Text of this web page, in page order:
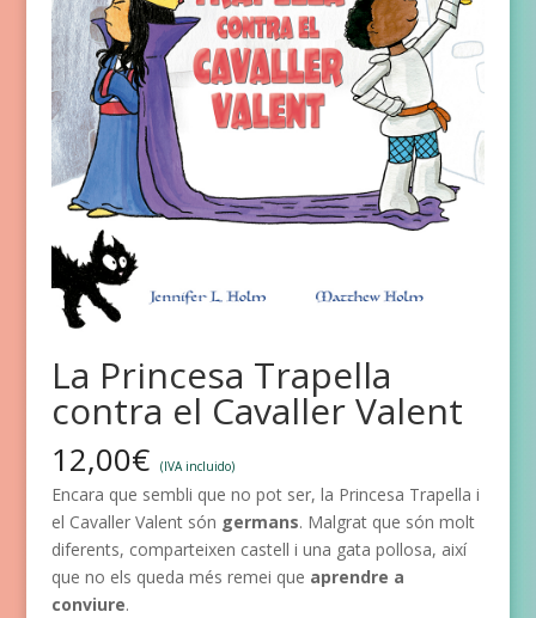
La Princesa Trapella
contra el Cavaller Valent
12,00€ (IVA incluido)
Encara que sembli que no pot ser, la Princesa Trapella i
el Cavaller Valent són germans. Malgrat que són molt
diferents, comparteixen castell i una gata pollosa, així
que no els queda més remei que aprendre a
conviure.